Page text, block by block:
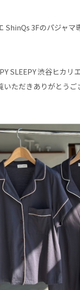
ShinQs 3Fのパジャマ
SLEEPY 渋谷ヒカリ
いただきありがとうご